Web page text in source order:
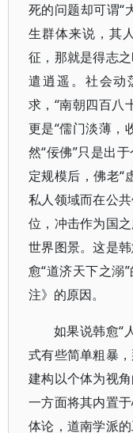
死的问题却可谓“
生群体来说，其
征，那就是得志
遣逍遥。社会动
求，“南朝四百八
更是“儒门淡薄，
然“佞佛”只是出
定规模后，佛老“
私人领域而在公
位，冲击作为国
世界图景。这是
愈“道济天下之溺
注》的原因。
如果说韩愈“
式有些简单粗暴
建构以个体为视
一方面将其内置
体论，道南学派